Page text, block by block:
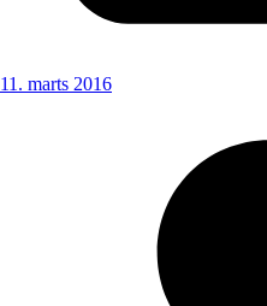
11. marts 2016